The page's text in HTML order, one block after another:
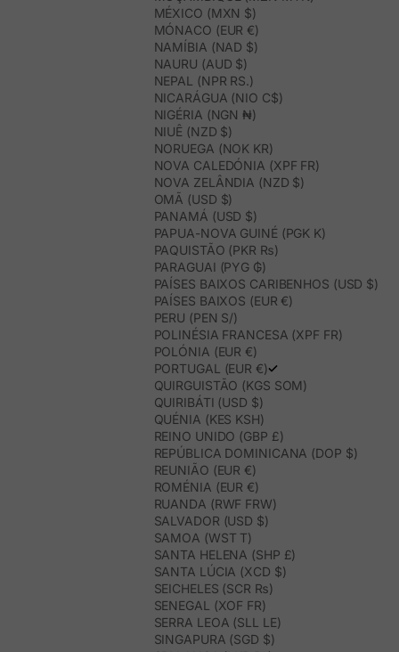
MÉXICO (MXN $)
MÓNACO (EUR €)
NAMÍBIA (NAD $)
NAURU (AUD $)
NEPAL (NPR RS.)
NICARÁGUA (NIO C$)
NIGÉRIA (NGN ₦)
NIUÊ (NZD $)
NORUEGA (NOK KR)
NOVA CALEDÓNIA (XPF FR)
NOVA ZELÂNDIA (NZD $)
OMÃ (USD $)
PANAMÁ (USD $)
PAPUA-NOVA GUINÉ (PGK K)
PAQUISTÃO (PKR ₨)
PARAGUAI (PYG ₲)
PAÍSES BAIXOS CARIBENHOS (USD $)
PAÍSES BAIXOS (EUR €)
PERU (PEN S/)
POLINÉSIA FRANCESA (XPF FR)
POLÓNIA (EUR €)
PORTUGAL (EUR €)
QUIRGUISTÃO (KGS SOM)
QUIRIBÁTI (USD $)
QUÉNIA (KES KSH)
REINO UNIDO (GBP £)
REPÚBLICA DOMINICANA (DOP $)
REUNIÃO (EUR €)
ROMÉNIA (EUR €)
RUANDA (RWF FRW)
SALVADOR (USD $)
SAMOA (WST T)
SANTA HELENA (SHP £)
SANTA LÚCIA (XCD $)
SEICHELES (SCR ₨)
SENEGAL (XOF FR)
SERRA LEOA (SLL LE)
SINGAPURA (SGD $)